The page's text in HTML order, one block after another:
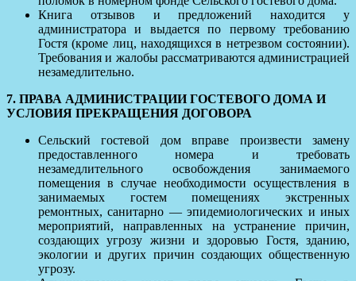
Книга отзывов и предложений находится у
администратора и выдается по первому требованию
Гостя (кроме лиц, находящихся в нетрезвом состоянии).
Требования и жалобы рассматриваются администрацией
незамедлительно.
7. ПРАВА АДМИНИСТРАЦИИ ГОСТЕВОГО ДОМА И
УСЛОВИЯ ПРЕКРАЩЕНИЯ ДОГОВОРА
Сельский гостевой дом вправе произвести замену
предоставленного номера и требовать
незамедлительного освобождения занимаемого
помещения в случае необходимости осуществления в
занимаемых гостем помещениях экстренных
ремонтных, санитарно — эпидемиологических и иных
мероприятий, направленных на устранение причин,
создающих угрозу жизни и здоровью Гостя, зданию,
экологии и других причин создающих общественную
угрозу.